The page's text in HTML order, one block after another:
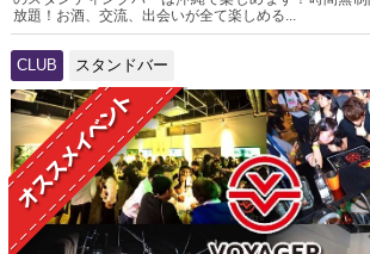
放題！お酒、交流、出会いが全て楽しめる...
CLUB スタンドバー